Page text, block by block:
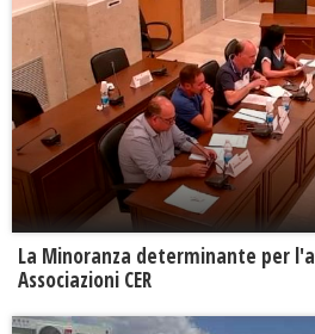
La Minoranza determinante per
Associazioni CER